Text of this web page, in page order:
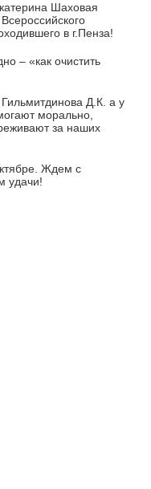
Шаховая
в г.Пенза!
– «как очистить
Д.К. а у
морально,
за наших
Ждем с
удачи!